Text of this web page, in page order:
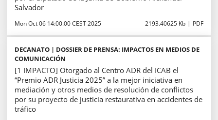
Salvador
Mon Oct 06 14:00:00 CEST 2025 2193.40625 Kb PDF
DECANATO | DOSSIER DE PRENSA: IMPACTOS EN MEDIOS DE
COMUNICACIÓN
[1 IMPACTO] Otorgado al Centro ADR del ICAB el
“Premio ADR Justicia 2025” a la mejor iniciativa en
mediación y otros medios de resolución de conflictos
por su proyecto de justicia restaurativa en accidentes de
tráfico